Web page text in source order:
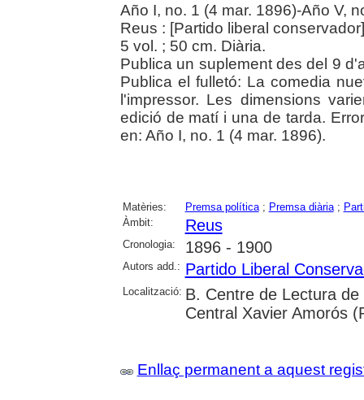
Año I, no. 1 (4 mar. 1896)-Año V,
Reus : [Partido liberal
5 vol. ; 50 cm. Diària.
Publica un suplement des del 9
Publica el fulletó: La comedia
l'impressor. Les dimensions
edició de matí i una de tarda.
en: Año I, no. 1 (4 mar. 1896).
Matèries: Premsa política; Premsa diària;
Àmbit:
Reus
Cronologia: 1896 - 1900
Autors add.: Partido Liberal
Localització: B. Centre de Lectura
Central Xavier Amorós
Enllaç permanent a aquest